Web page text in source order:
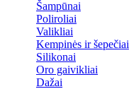
Šampūnai
Poliroliai
Valikliai
Kempinės ir šepečiai
Silikonai
Oro gaivikliai
Dažai